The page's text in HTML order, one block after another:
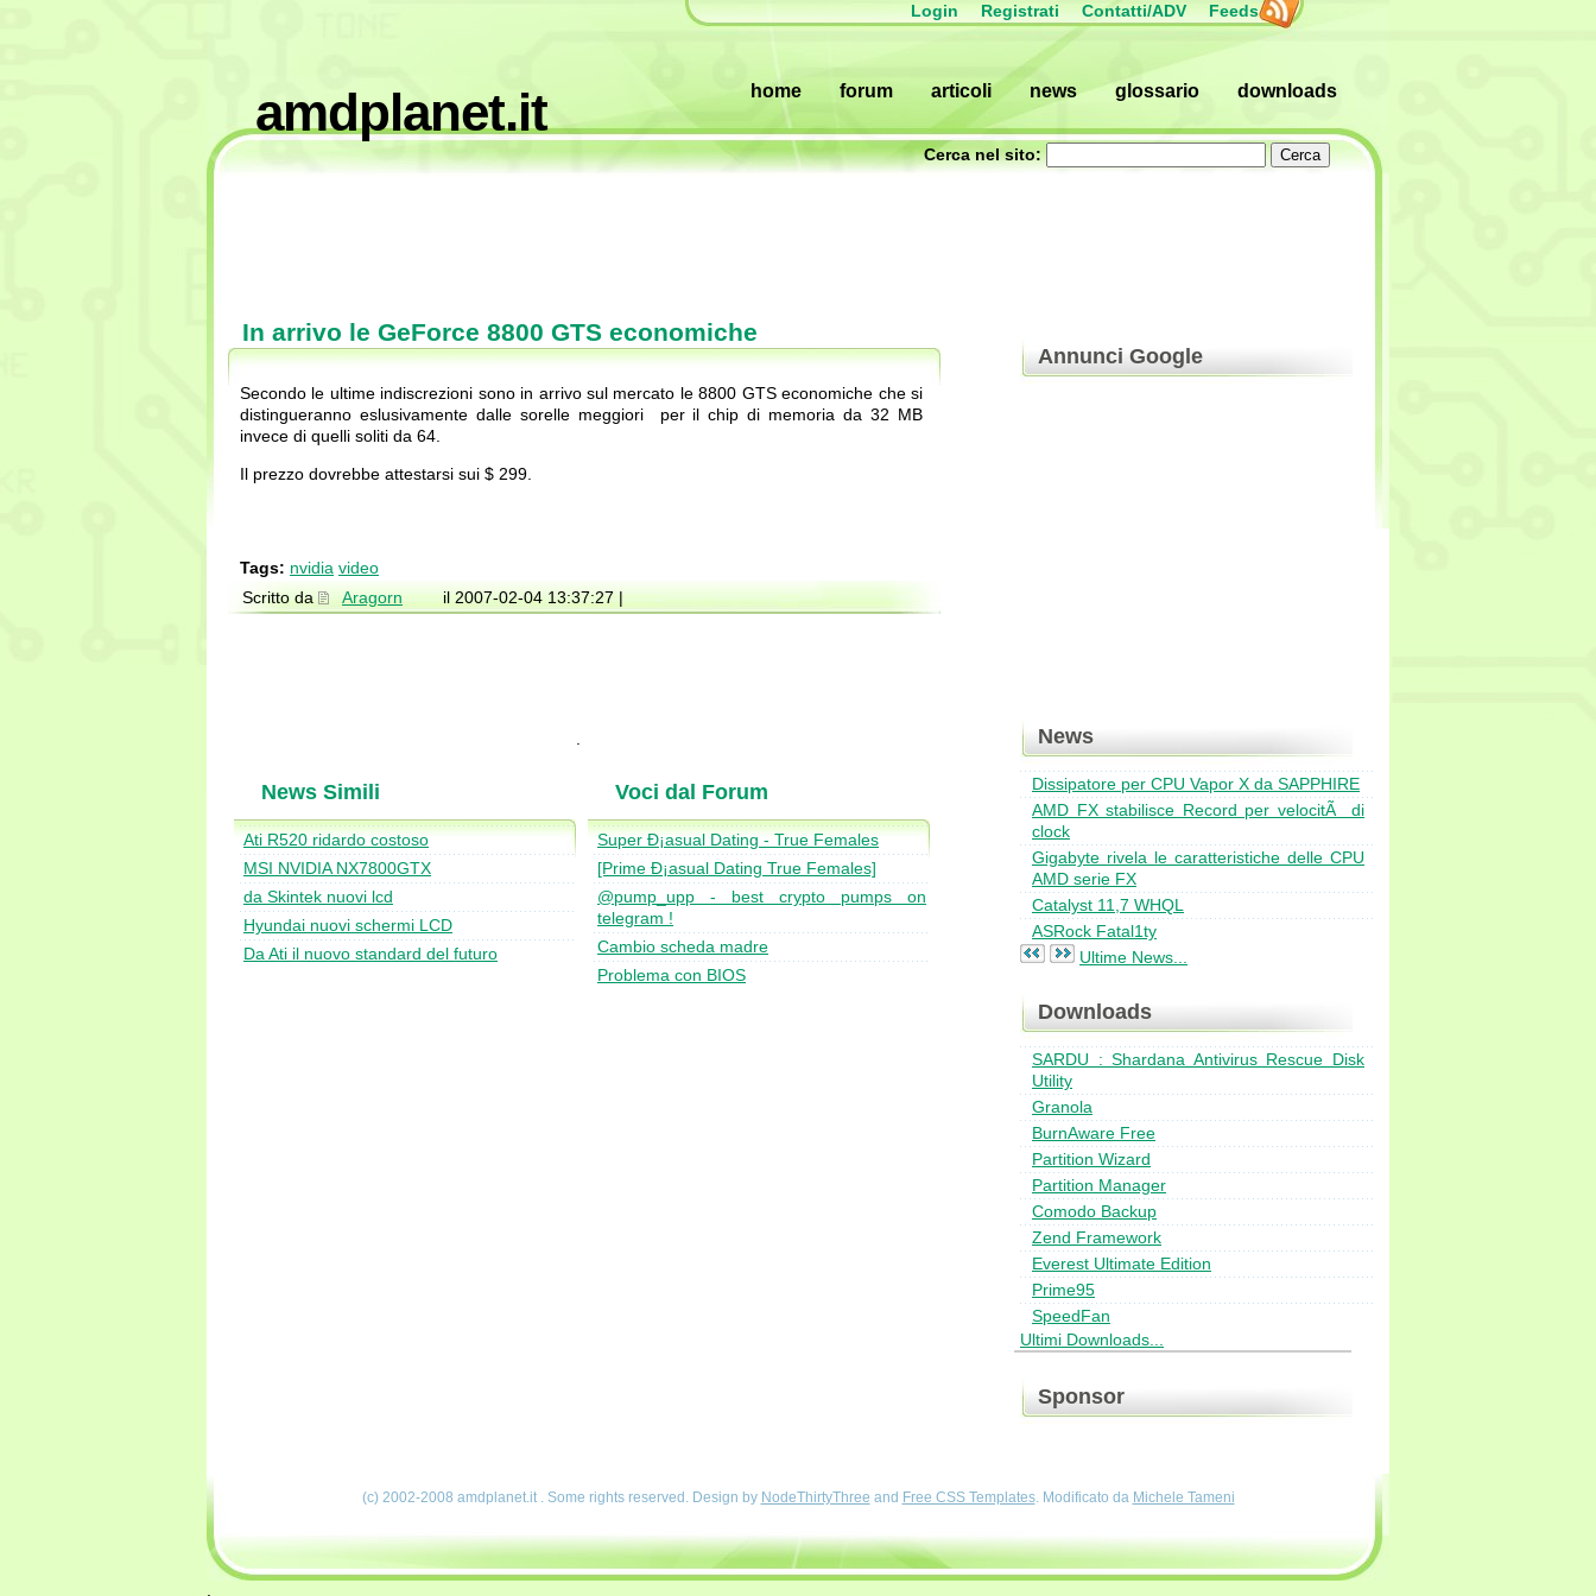
amdplanet.it
Login Registrati Contatti/ADV Feeds
home forum articoli news glossario downloads
Cerca nel sito:
In arrivo le GeForce 8800 GTS economiche
Secondo le ultime indiscrezioni sono in arrivo sul mercato le 8800 GTS economiche che si
distingueranno eslusivamente dalle sorelle meggiori per il chip di memoria da 32 MB
invece di quelli soliti da 64.
Il prezzo dovrebbe attestarsi sui $ 299.
Tags: nvidia video
Scritto da
Aragorn il 2007-02-04 13:37:27 |
News Simili
Ati R520 ridardo costoso
MSI NVIDIA NX7800GTX
da Skintek nuovi lcd
Hyundai nuovi schermi LCD
Da Ati il nuovo standard del futuro
Voci dal Forum
Super Ð¡asual Dating - True Females
[Prime Ð¡asual Dating True Females]
@pump_upp - best crypto pumps on
telegram !
Cambio scheda madre
Problema con BIOS
Annunci Google
News
Dissipatore per CPU Vapor X da SAPPHIRE
AMD FX stabilisce Record per velocitÃ di
clock
Gigabyte rivela le caratteristiche delle CPU
AMD serie FX
Catalyst 11,7 WHQL
ASRock Fatal1ty
Ultime News...
Downloads
SARDU : Shardana Antivirus Rescue Disk
Utility
Granola
BurnAware Free
Partition Wizard
Partition Manager
Comodo Backup
Zend Framework
Everest Ultimate Edition
Prime95
SpeedFan
Ultimi Downloads...
Sponsor
(c) 2002-2008 amdplanet.it . Some rights reserved. Design by NodeThirtyThree and Free CSS Templates. Modificato da Michele Tameni